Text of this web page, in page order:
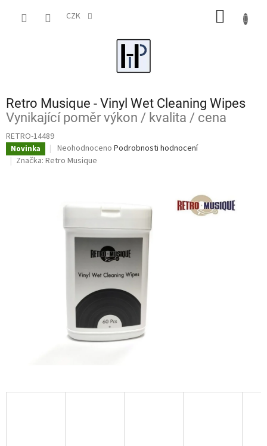
CZK
Retro Musique - Vinyl Wet Cleaning Wipes
Vynikající poměr výkon / kvalita / cena
RETRO-14489
Novinka
Průměrné
hodnocení
hvězdiček.
Neohodnoceno Podrobnosti hodnocení
Značka: Retro Musique